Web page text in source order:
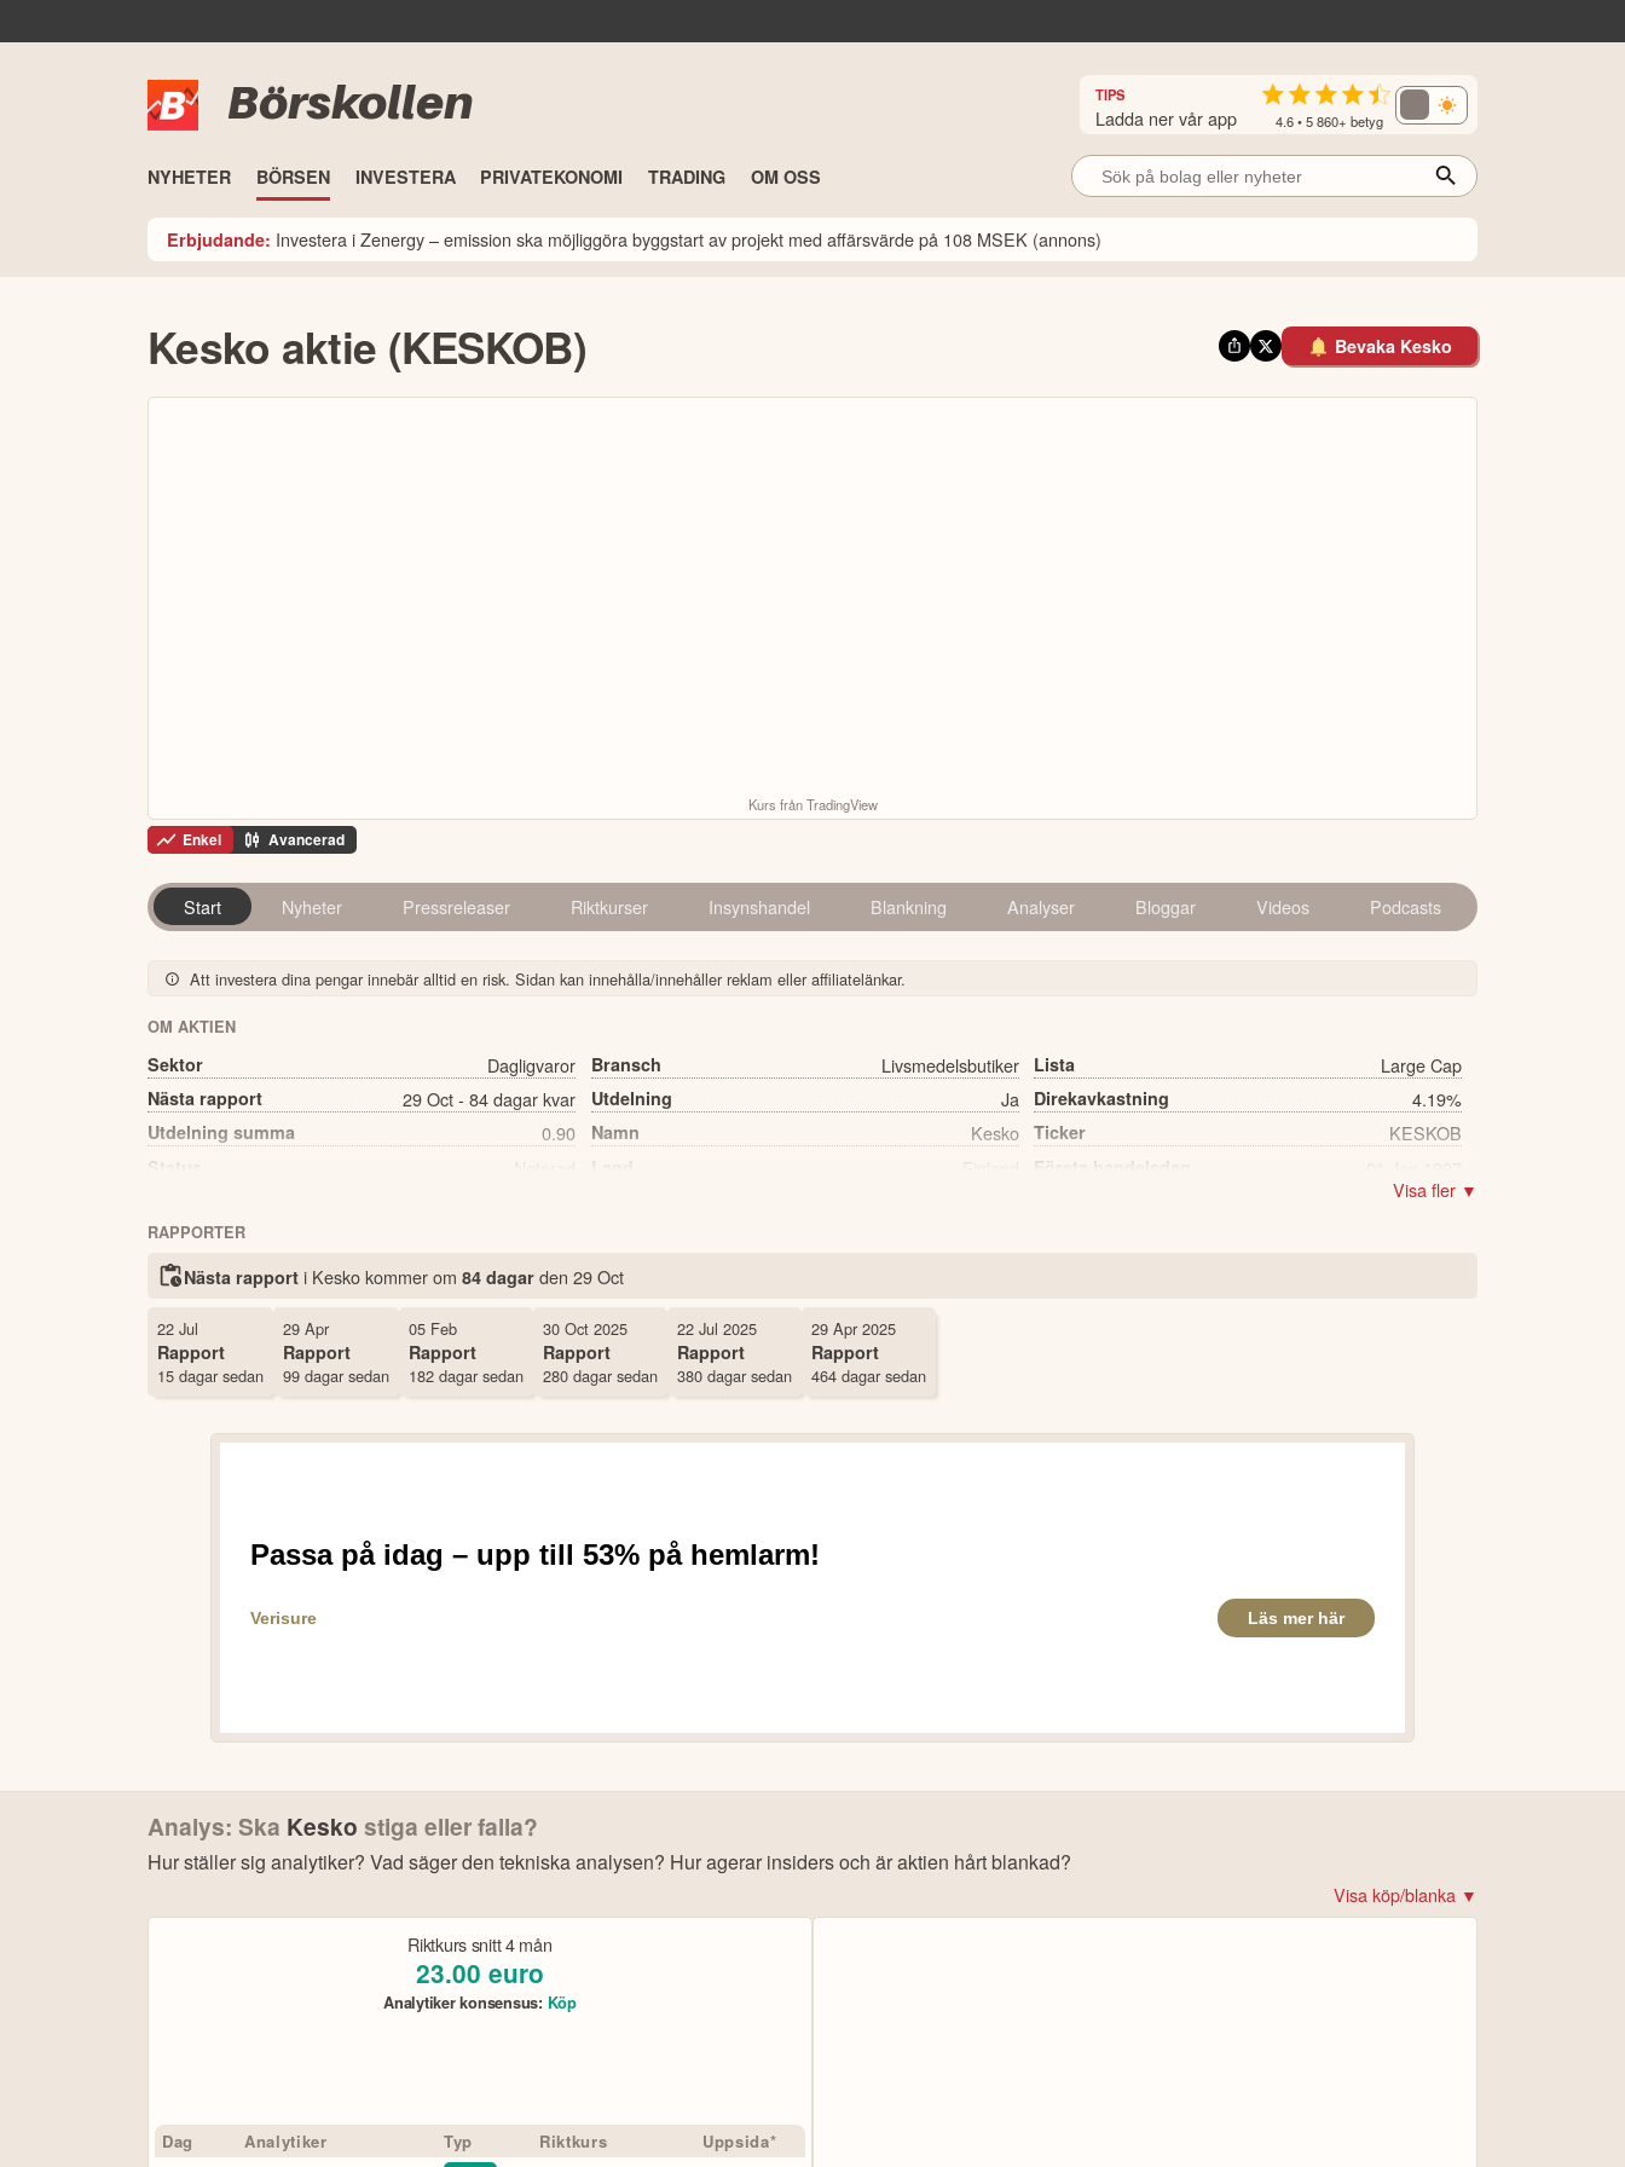
Börskollen TIPS
Ladda ner vår app 4.6 • 5 860+ betyg
NYHETER BÖRSEN INVESTERA PRIVATEKONOMI TRADING OM OSS
Erbjudande: Investera i Zenergy – emission ska möjliggöra byggstart av projekt med affärsvärde på 108 MSEK (annons)
Kesko aktie (KESKOB) Bevaka Kesko
Kurs från TradingView
Enkel Avancerad
Start Nyheter Pressreleaser Riktkurser Insynshandel Blankning Analyser Bloggar Videos Podcasts
Att investera dina pengar innebär alltid en risk. Sidan kan innehålla/innehåller reklam eller affiliatelänkar.
OM AKTIEN
Sektor Dagligvaror Bransch Livsmedelsbutiker Lista Large Cap
Nästa rapport 29 Oct - 84 dagar kvar Utdelning Ja Direkavkastning 4.19%
Utdelning summa 0.90 Namn Kesko Ticker KESKOB
Status Noterad Land Finland Första handelsdag 01 Jan 1997
34,748 st
Källa:Börsdata
Visa fler ▼
RAPPORTER
Nästa rapport i Kesko kommerom 84 dagar den 29 Oct
22 Jul
Rapport
15 dagar sedan
29 Apr
Rapport
99 dagar sedan
05 Feb
Rapport
182 dagar sedan
30 Oct 2025
Rapport
280 dagar sedan
22 Jul 2025
Rapport
380 dagar sedan
29 Apr 2025
Rapport
464 dagar sedan
Analys: Ska Kesko stiga eller falla?
Hur ställer sig analytiker? Vad säger den tekniska analysen? Hur agerar insiders och är aktien hårt blankad?
Bonus: Få upp till 500 USD i tillgångar när du öppnar konto –se erbjudandet!
Trustpilot
Visa köp/blanka ▼
Riktkurs snitt4 mån
23.00 euro
Analytiker konsensus: Köp
Dag Analytiker Typ Riktkurs Uppsida*